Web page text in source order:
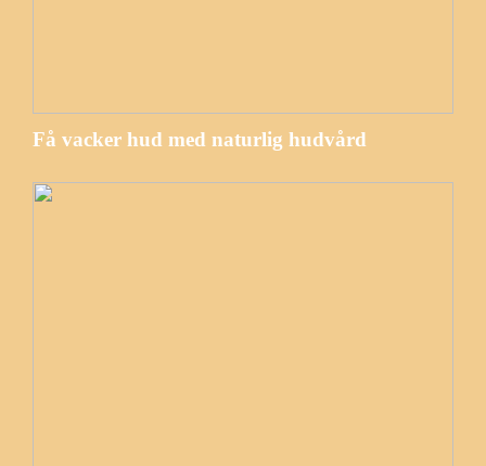
Få vacker hud med naturlig hudvård